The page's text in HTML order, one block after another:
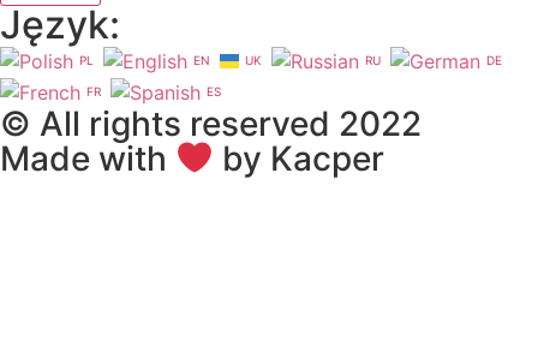
Język:
PL EN UK RU DE
FR ES
© All rights reserved 2022
Made with
by Kacper